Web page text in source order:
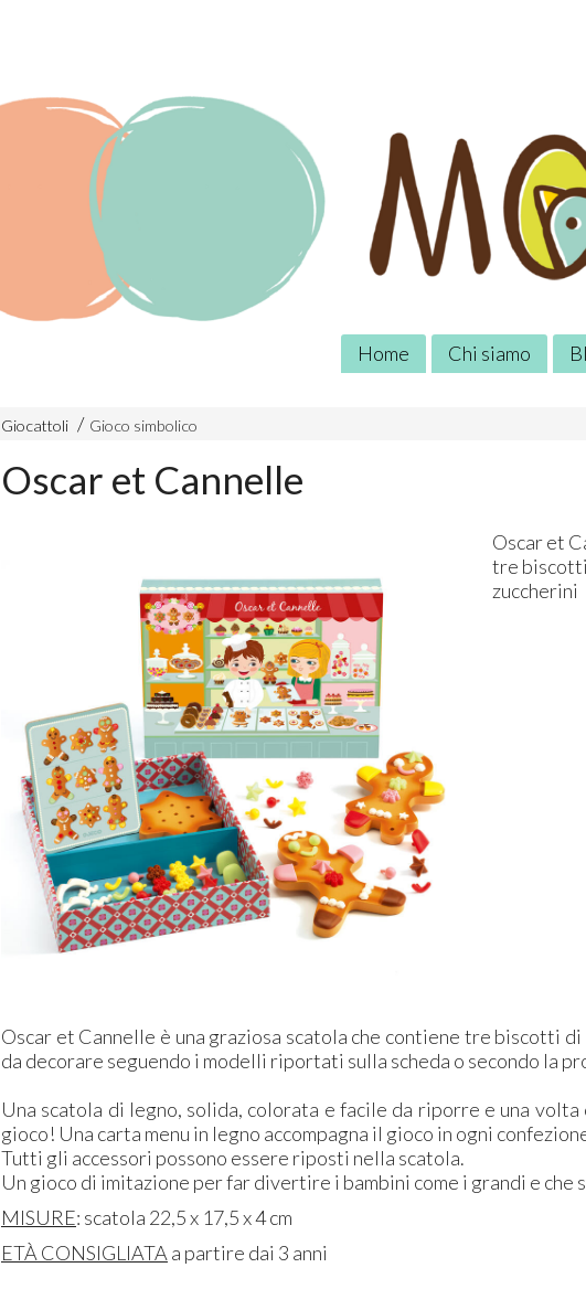
Home Chi siamo
Giocattoli Gioco simbolico
Oscar et Cannelle
Oscar et
tre biscotti
zuccherini
Oscar et Cannelle è una graziosa scatola che contiene tre biscotti
da decorare seguendo i modelli riportati sulla scheda o secondo la
Una scatola di legno, solida, colorata e facile da riporre e una
gioco! Una carta menu in legno accompagna il gioco in ogni
Tutti gli accessori possono essere riposti nella scatola.
Un gioco di imitazione per far divertire i bambini come i grandi e
MISURE: scatola 22,5 x 17,5 x 4 cm
ETÀ CONSIGLIATA a partire dai 3 anni